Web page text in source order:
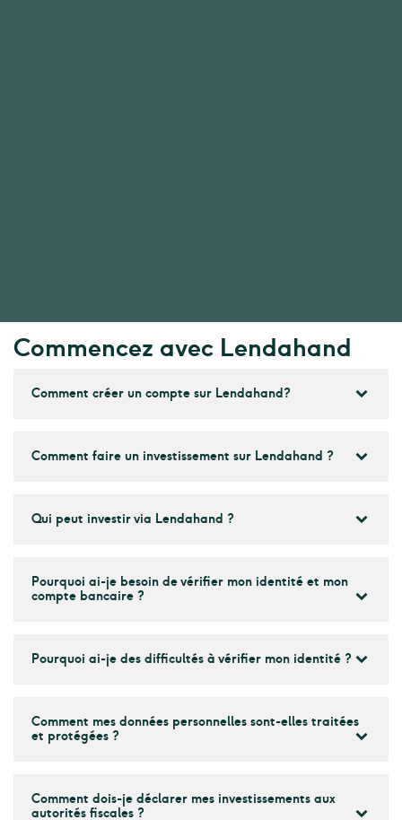
Commencez avec Lendahand
Comment créer un compte sur Lendahand?
Comment faire un investissement sur Lendahand ?
Qui peut investir via Lendahand ?
Pourquoi ai-je besoin de vérifier mon identité et mon
compte bancaire ?
Pourquoi ai-je des difficultés à vérifier mon identité ?
Comment mes données personnelles sont-elles traitées
et protégées ?
Comment dois-je déclarer mes investissements aux
autorités fiscales ?